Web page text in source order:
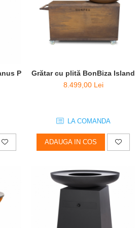
Pro 730 Chef
Grătar cu plită BonBiza Island
8.499,00 Lei
LA COMANDA
ADAUGA IN COS